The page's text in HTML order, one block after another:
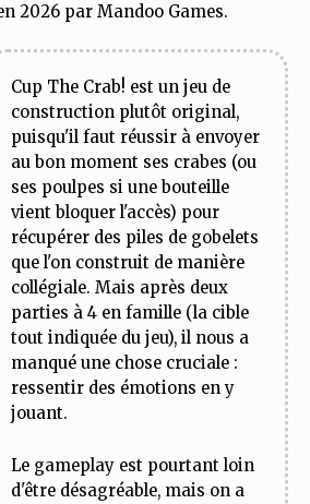
2026 par Mandoo Games.
Cup The Crab! est un jeu de
construction plutôt original,
puisqu'il faut réussir à envoyer
au bon moment ses crabes (ou
ses poulpes si une bouteille
vient bloquer l'accès) pour
récupérer des piles de gobelets
que l'on construit de manière
collégiale. Mais après deux
parties à 4 en famille (la cible
tout indiquée du jeu), il nous a
manqué une chose cruciale :
ressentir des émotions en y
jouant.
Le gameplay est pourtant loin
d'être désagréable, mais on a